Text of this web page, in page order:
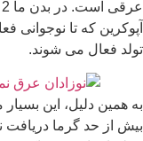
آپوکرین که تا نوجوانی
تولد فعال می شوند.
به همین دلیل، این
بیش از حد گرما دریافت